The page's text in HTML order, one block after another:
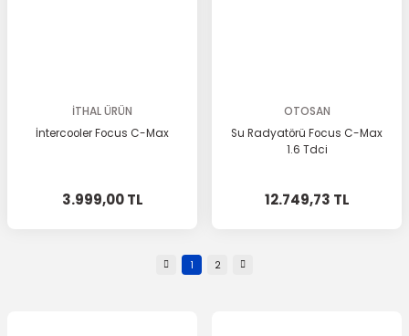
İTHAL ÜRÜN
İntercooler Focus C-Max
3.999,00 TL
OTOSAN
Su Radyatörü Focus C-Max
1.6 Tdci
12.749,73 TL
1 2